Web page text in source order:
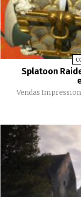
Splatoon
Vendas